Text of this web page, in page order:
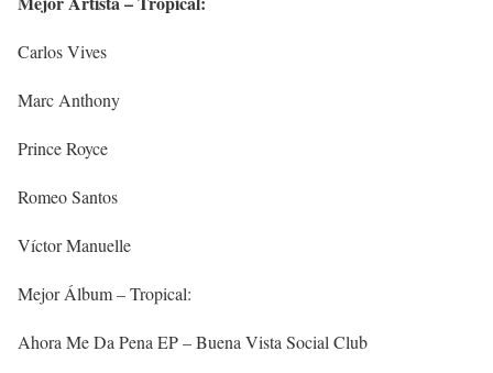
Carlos Vives
Marc Anthony
Prince Royce
Romeo Santos
Víctor Manuelle
Mejor Álbum – Tropical:
Ahora Me Da Pena EP – Buena Vista Social Club